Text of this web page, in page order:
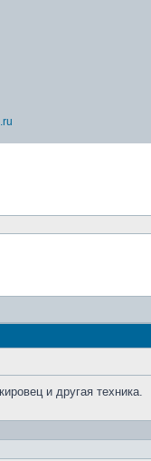
и другая техника.